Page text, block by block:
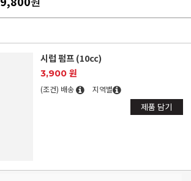
시럽 펌프 (10cc)
3,900 원
(조건) 배송 지역별
제품 담기